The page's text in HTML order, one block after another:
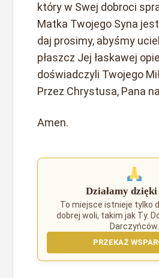
który w Swej dobroci
Matka Twojego Syna
daj prosimy, abyśmy
płaszcz Jej łaskawej
doświadczyli Twojego
Przez Chrystusa, Pana
Amen.
Działamy dzięki
To miejsce istnieje tylko
dobrej woli, takim jak Ty.
Darczyńców.
PRZEKAŻ